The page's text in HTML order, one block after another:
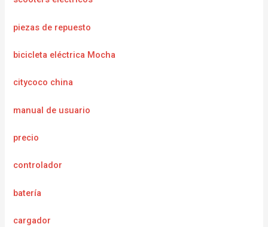
piezas de repuesto
bicicleta eléctrica Mocha
citycoco china
manual de usuario
precio
controlador
batería
cargador